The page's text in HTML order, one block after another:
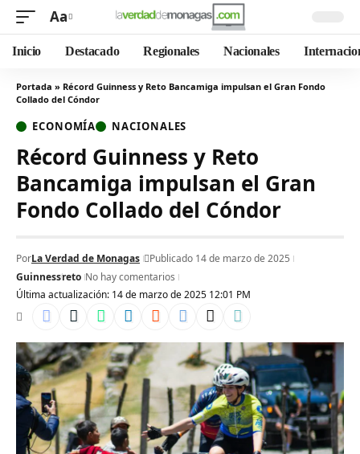
Aa
Inicio Destacado Regionales Nacionales
Portada » Récord Guinness y Reto Bancamiga impulsan el Gran Fondo
Collado del Cóndor
ECONOMÍA NACIONALES
Récord Guinness y Reto
Bancamiga impulsan el Gran
Fondo Collado del Cóndor
Última actualización: 14 de marzo de 2025 12:01 PM
PorLa Verdad de Monagas
Publicado 14 de marzo de 2025
Guinnessreto No hay comentarios